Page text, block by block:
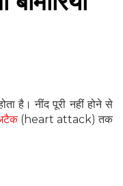
है। नींद पूरी नहीं होने से
(heart attack) तक